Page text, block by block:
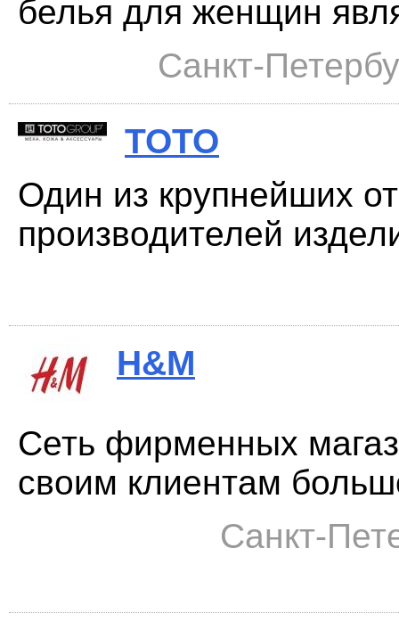
белья для женщин
Санкт-
ТОТО
Один из крупнейших
производителей
H&M
Сеть фирменных
своим клиентам
Санкт-